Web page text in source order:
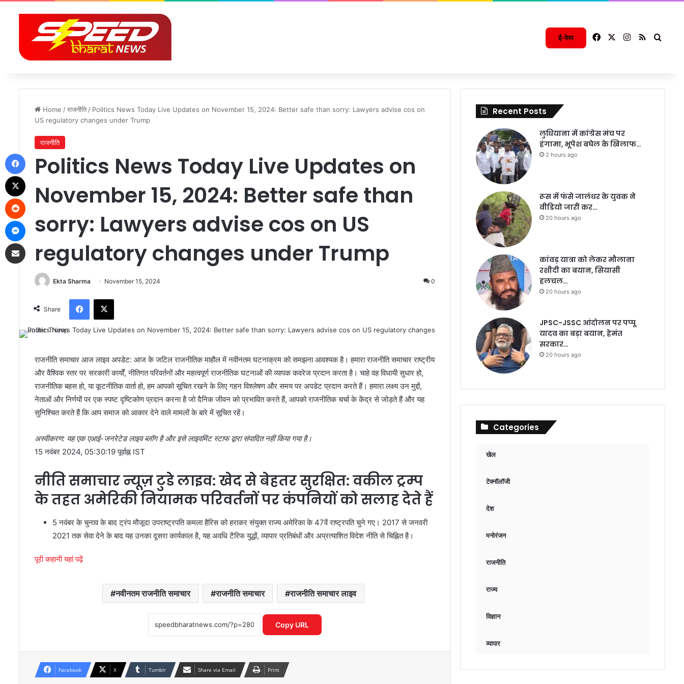
ई-पेपर FacebookInstagram
RSS
Home /राजनीति / Politics News Today Live Updates on November 15, 2024: Better safe than sorry: Lawyers advise cos on
US regulatory changes under Trump
राजनीति
Politics News Today Live Updates on
November 15, 2024: Better safe than
sorry: Lawyers advise cos on US
regulatory changes under Trump
Ekta Sharma November 15, 2024 0
Share
Facebook
X
राजनीति समाचार आज लाइव अपडेट: आज के जटिल राजनीतिक माहौल में नवीनतम घटनाक्रम को समझना आवश्यक है। हमारा राजनीति समाचार राष्ट्रीय
और वैश्विक स्तर पर सरकारी कार्यों, नीतिगत परिवर्तनों और महत्वपूर्ण राजनीतिक घटनाओं की व्यापक कवरेज प्रदान करता है। चाहे वह विधायी सुधार हो,
राजनीतिक बहस हो, या कूटनीतिक वार्ता हो, हम आपको सूचित रखने के लिए गहन विश्लेषण और समय पर अपडेट प्रदान करते हैं। हमारा लक्ष्य उन मुद्दों,
नेताओं और निर्णयों पर एक स्पष्ट दृष्टिकोण प्रदान करना है जो दैनिक जीवन को प्रभावित करते हैं, आपको राजनीतिक चर्चा के केंद्र से जोड़ते हैं और यह
सुनिश्चित करते हैं कि आप समाज को आकार देने वाले मामलों के बारे में सूचित रहें।
अस्वीकरण: यह एक एआई-जनरेटेड लाइव ब्लॉग है और इसे लाइवमिंट स्टाफ द्वारा संपादित नहीं किया गया है।
15 नवंबर 2024, 05:30:19 पूर्वाह्न IST
नीति समाचार न्यूज़ टुडे लाइव: खेद से बेहतर सुरक्षित: वकील ट्रम्प
के तहत अमेरिकी नियामक परिवर्तनों पर कंपनियों को सलाह देते हैं
5 नवंबर के चुनाव के बाद ट्रंप मौजूदा उपराष्ट्रपति कमला हैरिस को हराकर संयुक्त राज्य अमेरिका के 47वें राष्ट्रपति चुने गए। 2017 से जनवरी
2021 तक सेवा देने के बाद यह उनका दूसरा कार्यकाल है, यह अवधि टैरिफ युद्धों, व्यापार प्रतिबंधों और अप्रत्याशित विदेश नीति से चिह्नित है।
पूरी कहानी यहां पढ़ें
नवीनतम राजनीति समाचार राजनीति समाचार राजनीति समाचार लाइव
Copy URL
Facebook X Tumblr Share via Email Print
ट्रेन के खाने को लेकर रेल मंत्री का बड़ा दावा,
सिर्फ 0.0008% शिकायतें
Meta की बढ़ीं मुश्किलें, MeitY सचिव से हुई
Recent Posts
लुधियाना में कांग्रेस मंच पर
हंगामा, भूपेश बघेल के खिलाफ…
2 hours ago
रूस में फंसे जालंधर के युवक ने
वीडियो जारी कर…
20 hours ago
कांवड़ यात्रा को लेकर मौलाना
रशीदी का बयान, सियासी
हलचल…
20 hours ago
JPSC-JSSC आंदोलन पर पप्पू
यादव का बड़ा बयान, हेमंत
सरकार…
20 hours ago
Categories
खेल
टेक्नॉलॉजी
देश
मनोरंजन
राजनीति
राज्य
विज्ञान
व्यापार
Reddit
Messenger